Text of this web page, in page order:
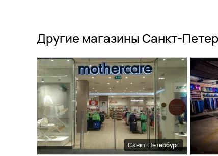
Другие магазины Санкт-
Санкт-Петербург